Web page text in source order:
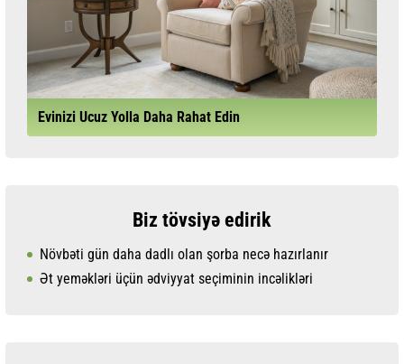
Evinizi Ucuz Yolla Daha Rahat Edin
Biz tövsiyə edirik
Növbəti gün daha dadlı olan şorba necə hazırlanır
Ət yeməkləri üçün ədviyyat seçiminin incəlikləri